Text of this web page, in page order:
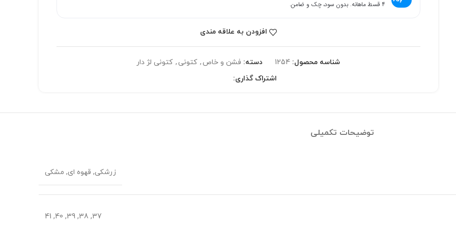
۴ قسط ماهانه. بدون سود، چک و ضامن.
افزودن به علاقه مندی
شناسه محصول: 1254 دسته: فشن و خاص, کتونی , کتونی لژ دار
اشتراک گذاری:
توضیحات تکمیلی
زرشکی, قهوه ای, مشکی
37, 38, 39, 40, 41